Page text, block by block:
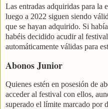
Las entradas adquiridas para la
luego a 2022 siguen siendo
que se hayan adquirido. Si
habéis decidido acudir al
automáticamente válidas para
Abonos Junior
Quienes estén en posesión de
acceder al festival con ellos,
superado el límite marcado por